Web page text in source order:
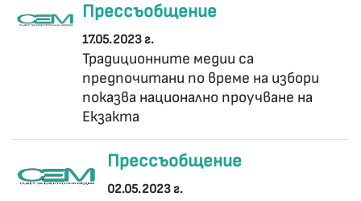
Прессъобщение
17.05.2023 г.
Традиционните медии са
предпочитани по време на избори
показва национално проучване на
Екзакта
Прессъобщение
02.05.2023 г.